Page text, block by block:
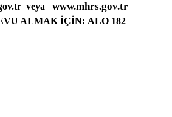
veya
www.mhrs.gov.tr
ALMAK İÇİN: ALO 182